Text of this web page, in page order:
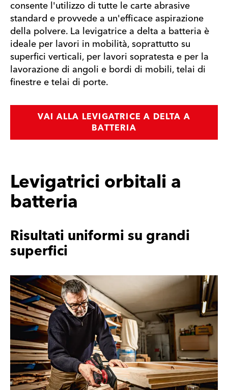
consente l'utilizzo di tutte le carte abrasive
standard e provvede a un'efficace aspirazione
della polvere. La levigatrice a delta a batteria è
ideale per lavori in mobilità, soprattutto su
superfici verticali, per lavori sopratesta e per la
lavorazione di angoli e bordi di mobili, telai di
finestre e telai di porte.
VAI ALLA LEVIGATRICE A DELTA A
BATTERIA
Levigatrici orbitali a
batteria
Risultati uniformi su grandi
superfici